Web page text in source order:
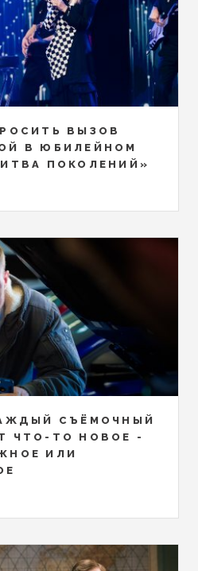
ВЫЗОВ
В ЮБИЛЕЙНОМ
ПОКОЛЕНИЙ»
СЪЁМОЧНЫЙ
ЧТО-ТО НОВОЕ -
ИЛИ